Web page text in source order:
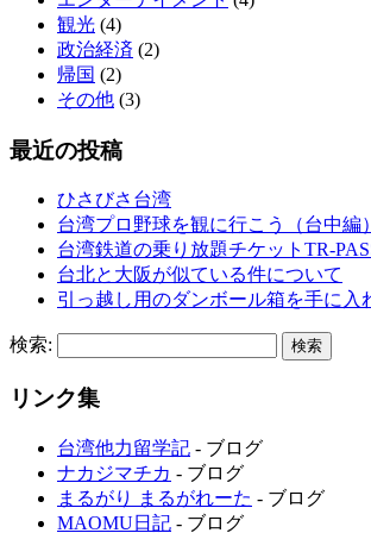
観光 (4)
政治経済 (2)
帰国 (2)
その他 (3)
最近の投稿
ひさびさ台湾
台湾プロ野球を観に行こう（台中編）
台湾鉄道の乗り放題チケットTR-
台北と大阪が似ている件について
引っ越し用のダンボール箱を手に入
検索:
リンク集
台湾他力留学記 - ブログ
ナカジマチカ - ブログ
まるがり まるがれーた - ブログ
MAOMU日記 - ブログ